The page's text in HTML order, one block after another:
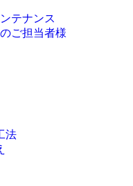
テナンス
ご担当者様
法